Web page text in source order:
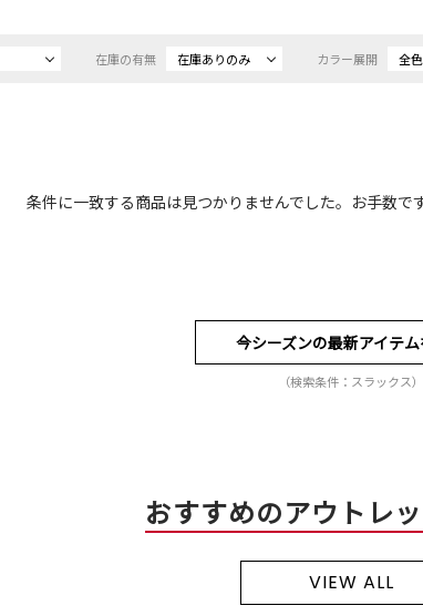
在庫の有無 在庫ありのみ カラー展開 全色
条件に一致する商品は見つかりませんでした。お手数で
今シーズンの最新アイテ
（検索条件：スラックス）
おすすめのアウトレ
VIEW ALL